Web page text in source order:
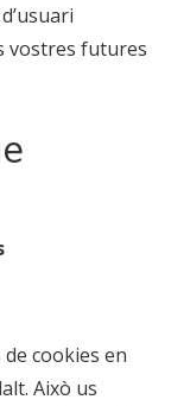
vostres futures
cookies en
Això us